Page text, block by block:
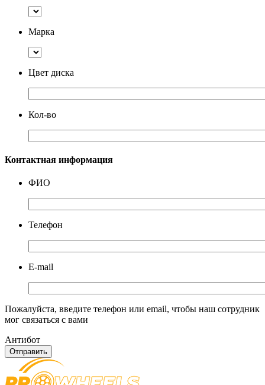
Марка
Цвет диска
Кол-во
Контактная информация
ФИО
Телефон
E-mail
Пожалуйста, введите телефон или email, чтобы наш сотрудник
мог связаться с вами
Антибот
Отправить